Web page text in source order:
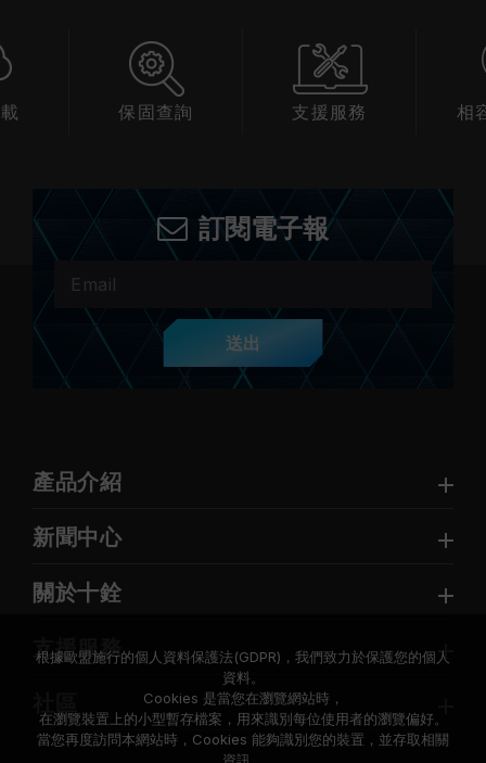
保固查詢 支援服務 相容性
訂閱電子報
送出
產品介紹
新聞中心
關於十銓
支援服務
根據歐盟施行的個人資料保護法(GDPR)，我們致力於保護您的個人
資料。
Cookies 是當您在瀏覽網站時，
在瀏覽裝置上的小型暫存檔案，用來識別每位使用者的瀏覽偏好。
當您再度訪問本網站時，Cookies 能夠識別您的裝置，並存取相關